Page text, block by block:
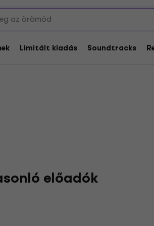
Limitált kiadás Soundtracks
előadók